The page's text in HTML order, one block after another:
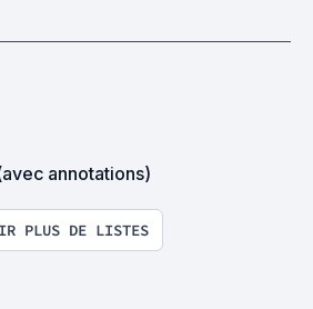
annotations)
PLUS DE LISTES